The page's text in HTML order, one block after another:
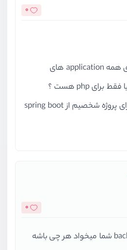
0
این سایت مدیریتی برای همه application های
برای مثال من خودم برای پروژه شخصیم از spring boot
0
درود ربطی نداره backend شما میخواد هر چی باشه